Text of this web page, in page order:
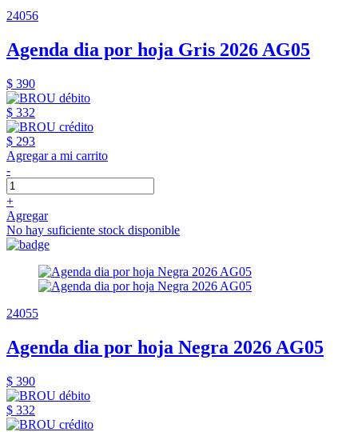
24056
Agenda dia por hoja Gris 2026 AG05
$ 390
$ 332
$ 293
Agregar a mi carrito
-
+
Agregar
No hay suficiente stock disponible
24055
Agenda dia por hoja Negra 2026 AG05
$ 390
$ 332